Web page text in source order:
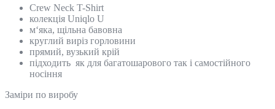
Crew Neck T-Shirt
колекція Uniqlo U
м‘яка, щільна бавовна
круглий виріз горловини
прямий, вузький крій
підходить як для багатошарового так і самостійного
носіння
Замiри по виробу